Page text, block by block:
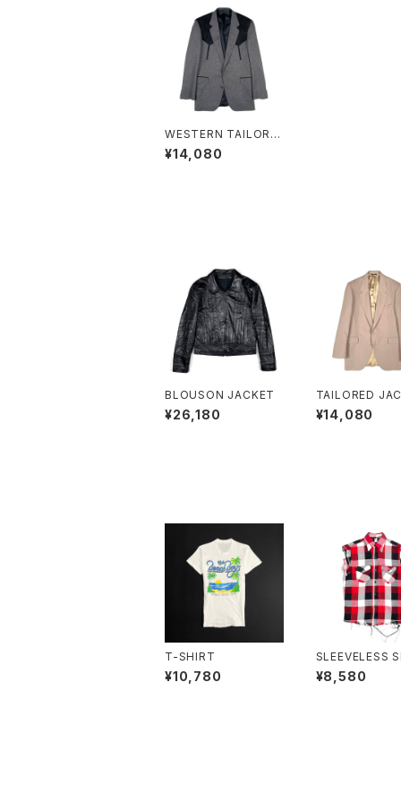
WESTERN TAILORE
D JACKET
¥14,080
BLOUSON JACKET
¥26,180
TAILORED
¥14,080
T-SHIRT
¥10,780
SLEEVELESS
¥8,580